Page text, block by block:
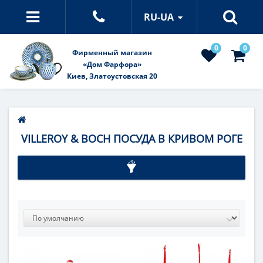
RU-UA
Фирменный магазин
«Дом Фарфора»
Киев, Златоустовская 20
0 0
VILLEROY & BOCH ПОСУДА В КРИВОМ РОГЕ